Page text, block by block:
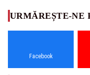
URMĂREȘTE-NE
Facebook